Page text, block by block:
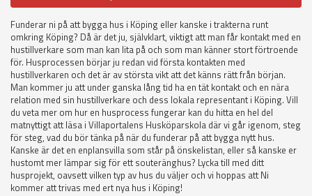
Funderar ni på att bygga hus i Köping eller kanske i trakterna runt
omkring Köping? Då är det ju, självklart, viktigt att man får kontakt med en
hustillverkare som man kan lita på och som man känner stort förtroende
för. Husprocessen börjar ju redan vid första kontakten med
hustillverkaren och det är av största vikt att det känns rätt från början.
Man kommer ju att under ganska lång tid ha en tät kontakt och en nära
relation med sin hustillverkare och dess lokala representant i Köping. Vill
du veta mer om hur en husprocess fungerar kan du hitta en hel del
matnyttigt att läsa i Villaportalens Husköparskola där vi går igenom, steg
för steg, vad du bör tänka på när du funderar på att bygga nytt hus.
Kanske är det en enplansvilla som står på önskelistan, eller så kanske er
hustomt mer lämpar sig för ett souteränghus? Lycka till med ditt
husprojekt, oavsett vilken typ av hus du väljer och vi hoppas att Ni
kommer att trivas med ert nya hus i Köping!